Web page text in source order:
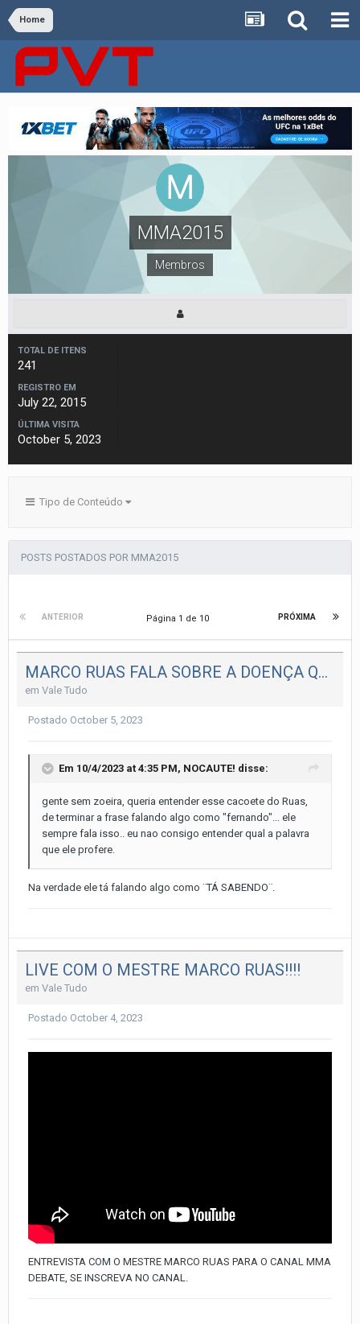
Home
MMA2015
Membros
TOTAL DE ITENS
241
REGISTRO EM
July 22, 2015
ÚLTIMA VISITA
October 5, 2023
Tipo de Conteúdo
POSTS POSTADOS POR MMA2015
ANTERIOR PRÓXIMA
Página 1 de 10
MARCO RUAS FALA SOBRE A DOENÇA QUE ACOMETEU O MESTRE RICKSON GRACIE
em Vale Tudo
Postado October 5, 2023
Em 10/4/2023 at 4:35 PM, NOCAUTE! disse:
gente sem zoeira, queria entender esse cacoete do Ruas,
de terminar a frase falando algo como "fernando"... ele
sempre fala isso.. eu nao consigo entender qual a palavra
que ele profere.
Na verdade ele tá falando algo como ¨TÁ SABENDO¨.
LIVE COM O MESTRE MARCO RUAS!!!!
em Vale Tudo
Postado October 4, 2023
ENTREVISTA COM O MESTRE MARCO RUAS PARA O CANAL MMA
DEBATE, SE INSCREVA NO CANAL.